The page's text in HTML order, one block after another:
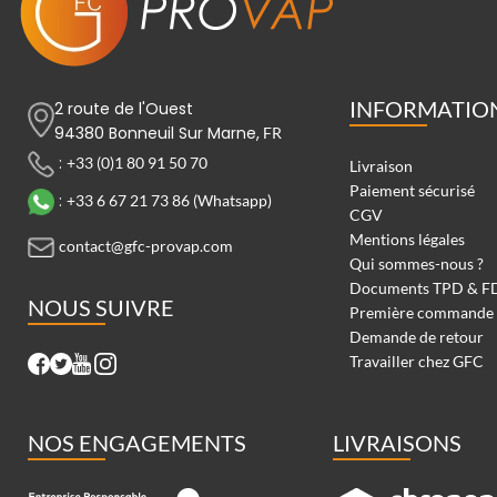
2 route de l'Ouest
94380 Bonneuil Sur Marne, FR
: +33 (0)1 80 91 50 70
: +33 6 67 21 73 86 (Whatsapp)
contact@gfc-provap.com
NOUS SUIVRE
Livraison
Paiement sécurisé
CGV
Mentions légales
Qui sommes-nous ?
Documents TPD &
Première commande
Demande de retour
Travailler chez GFC
NOS ENGAGEMENTS LIVRAISONS